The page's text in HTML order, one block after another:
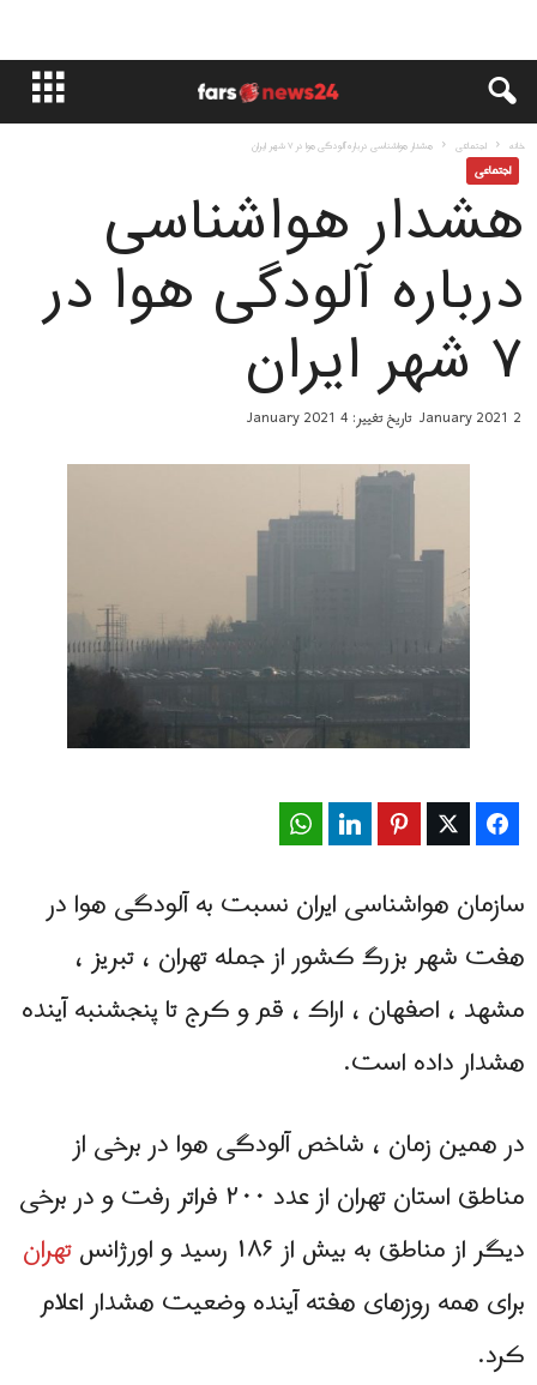
خانه اجتماعی هشدار هواشناسی درباره آلودگی هوا در ۷ شهر ایران
اجتماعی
هشدار هواشناسی
درباره آلودگی هوا در
۷ شهر ایران
2 January 2021 تاریخ تغییر: 4 January 2021
Facebook
Twitter
Pinterest
LinkedIn
سازمان هواشناسی ایران نسبت به آلودگی هوا در
هفت شهر بزرگ کشور از جمله تهران ، تبریز ،
مشهد ، اصفهان ، اراک ، قم و کرج تا پنجشنبه آینده
هشدار داده است.
در همین زمان ، شاخص آلودگی هوا در برخی از
مناطق استان تهران از عدد ۲۰۰ فراتر رفت و در برخی
دیگر از مناطق به بیش از ۱۸۶ رسید و اورژانس
تهران
برای همه روزهای هفته آینده وضعیت هشدار اعلام
کرد.